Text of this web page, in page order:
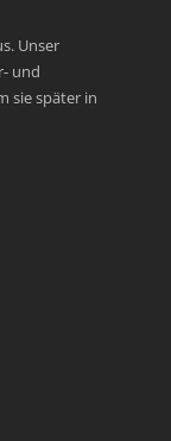
Unser
und
sie später in